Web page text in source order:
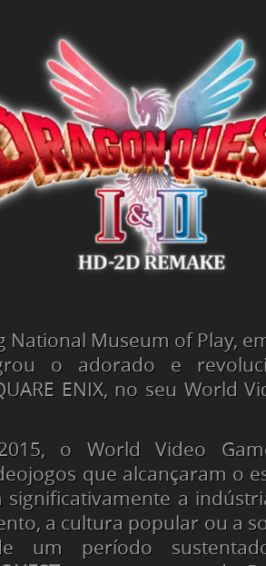
National Museum of Play,
o adorado e
ENIX, no seu World
o World Video
que alcançaram o
significativamente a
a cultura popular ou a
um período